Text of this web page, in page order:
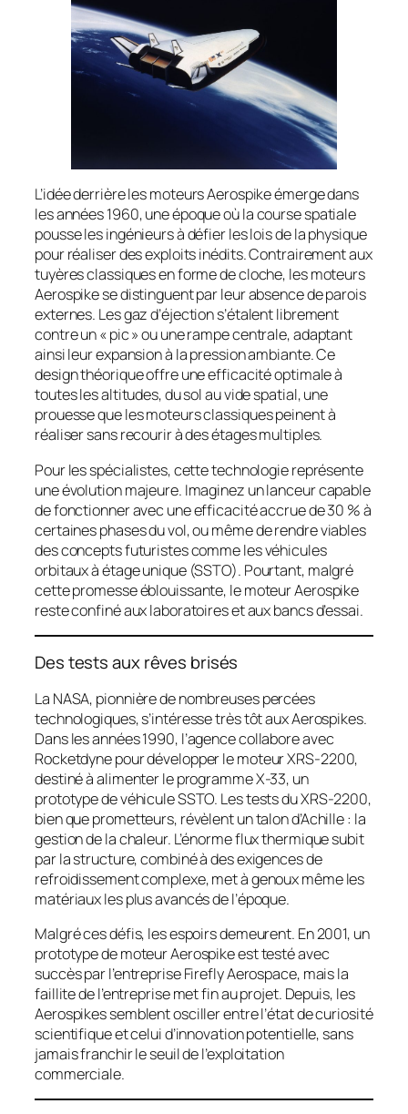
L’idée derrière les moteurs Aerospike émerge dans
les années 1960, une époque où la course spatiale
pousse les ingénieurs à défier les lois de la physique
pour réaliser des exploits inédits. Contrairement aux
tuyères classiques en forme de cloche, les moteurs
Aerospike se distinguent par leur absence de parois
externes. Les gaz d’éjection s’étalent librement
contre un « pic » ou une rampe centrale, adaptant
ainsi leur expansion à la pression ambiante. Ce
design théorique offre une efficacité optimale à
toutes les altitudes, du sol au vide spatial, une
prouesse que les moteurs classiques peinent à
réaliser sans recourir à des étages multiples.
Pour les spécialistes, cette technologie représente
une évolution majeure. Imaginez un lanceur capable
de fonctionner avec une efficacité accrue de 30 % à
certaines phases du vol, ou même de rendre viables
des concepts futuristes comme les véhicules
orbitaux à étage unique (SSTO). Pourtant, malgré
cette promesse éblouissante, le moteur Aerospike
reste confiné aux laboratoires et aux bancs d’essai.
Des tests aux rêves brisés
La NASA, pionnière de nombreuses percées
technologiques, s’intéresse très tôt aux Aerospikes.
Dans les années 1990, l’agence collabore avec
Rocketdyne pour développer le moteur XRS-2200,
destiné à alimenter le programme X-33, un
prototype de véhicule SSTO. Les tests du XRS-2200,
bien que prometteurs, révèlent un talon d’Achille : la
gestion de la chaleur. L’énorme flux thermique subit
par la structure, combiné à des exigences de
refroidissement complexe, met à genoux même les
matériaux les plus avancés de l’époque.
Malgré ces défis, les espoirs demeurent. En 2001, un
prototype de moteur Aerospike est testé avec
succès par l’entreprise Firefly Aerospace, mais la
faillite de l’entreprise met fin au projet. Depuis, les
Aerospikes semblent osciller entre l’état de curiosité
scientifique et celui d’innovation potentielle, sans
jamais franchir le seuil de l’exploitation
commerciale.